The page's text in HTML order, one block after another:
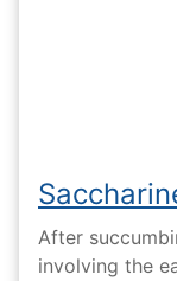
After
involving the